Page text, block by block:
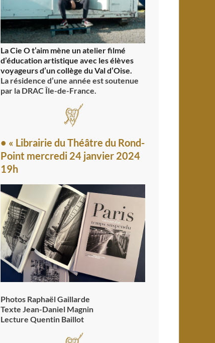
La Cie O t’aim mène un atelier filmé
d’éducation artistique avec les élèves
voyageurs d’un collège du Val d’Oise.
La résidence d’une année est soutenue
par la DRAC Île-de-France.
• « Librairie du Théâtre du Rond-
Point mercredi 24 janvier 2024
19h
Photos Raphaël Gaillarde
Texte Jean-Daniel Magnin
Lecture Quentin Baillot